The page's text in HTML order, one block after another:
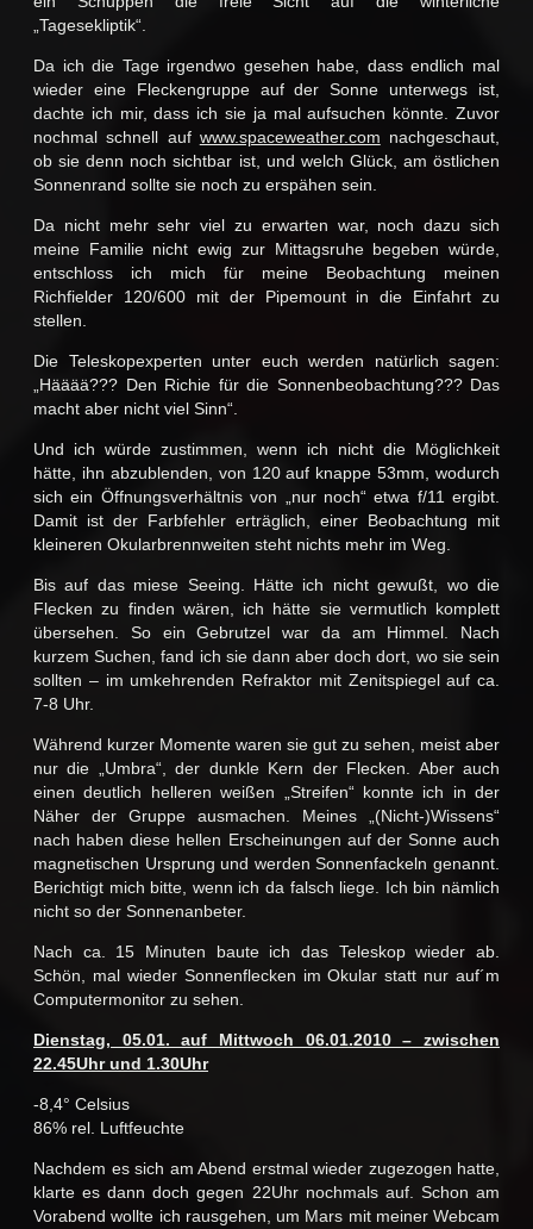
„Tagesekliptik“.
Da ich die Tage irgendwo gesehen habe, dass endlich mal
wieder eine Fleckengruppe auf der Sonne unterwegs ist,
dachte ich mir, dass ich sie ja mal aufsuchen könnte. Zuvor
nochmal schnell auf www.spaceweather.com nachgeschaut,
ob sie denn noch sichtbar ist, und welch Glück, am östlichen
Sonnenrand sollte sie noch zu erspähen sein.
Da nicht mehr sehr viel zu erwarten war, noch dazu sich
meine Familie nicht ewig zur Mittagsruhe begeben würde,
entschloss ich mich für meine Beobachtung meinen
Richfielder 120/600 mit der Pipemount in die Einfahrt zu
stellen.
Die Teleskopexperten unter euch werden natürlich sagen:
„Hääää??? Den Richie für die Sonnenbeobachtung??? Das
macht aber nicht viel Sinn“.
Und ich würde zustimmen, wenn ich nicht die Möglichkeit
hätte, ihn abzublenden, von 120 auf knappe 53mm, wodurch
sich ein Öffnungsverhältnis von „nur noch“ etwa f/11 ergibt.
Damit ist der Farbfehler erträglich, einer Beobachtung mit
kleineren Okularbrennweiten steht nichts mehr im Weg.
Bis auf das miese Seeing. Hätte ich nicht gewußt, wo die
Flecken zu finden wären, ich hätte sie vermutlich komplett
übersehen. So ein Gebrutzel war da am Himmel. Nach
kurzem Suchen, fand ich sie dann aber doch dort, wo sie sein
sollten – im umkehrenden Refraktor mit Zenitspiegel auf ca.
7-8 Uhr.
Während kurzer Momente waren sie gut zu sehen, meist aber
nur die „Umbra“, der dunkle Kern der Flecken. Aber auch
einen deutlich helleren weißen „Streifen“ konnte ich in der
Näher der Gruppe ausmachen. Meines „(Nicht-)Wissens“
nach haben diese hellen Erscheinungen auf der Sonne auch
magnetischen Ursprung und werden Sonnenfackeln genannt.
Berichtigt mich bitte, wenn ich da falsch liege. Ich bin nämlich
nicht so der Sonnenanbeter.
Nach ca. 15 Minuten baute ich das Teleskop wieder ab.
Schön, mal wieder Sonnenflecken im Okular statt nur auf´m
Computermonitor zu sehen.
Dienstag, 05.01. auf Mittwoch 06.01.2010 – zwischen
22.45Uhr und 1.30Uhr
-8,4° Celsius
86% rel. Luftfeuchte
Nachdem es sich am Abend erstmal wieder zugezogen hatte,
klarte es dann doch gegen 22Uhr nochmals auf. Schon am
Vorabend wollte ich rausgehen, um Mars mit meiner Webcam